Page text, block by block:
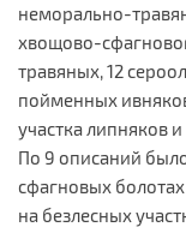
неморально-
хвощово-
травяных, 12
пойменных
участка липняков
По 9 описаний
сфагновых болотах
на безлесных